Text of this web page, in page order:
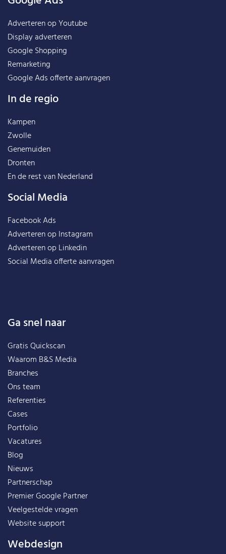
Adverteren op Youtube
Display adverteren
Google Shopping
Remarketing
Google Ads offerte aanvragen
In de regio
Kampen
Zwolle
Genemuiden
Dronten
En de rest vanNederland
Social Media
Facebook Ads
Adverteren op Instagram
Adverteren op Linkedin
Social Media offerte aanvragen
Ga snel naar
Gratis Quickscan
Waarom B&S Media
Branches
Ons team
Referenties
Cases
Portfolio
Vacatures
Blog
Nieuws
Partnerschap
Premier Google Partner
Veelgestelde vragen
Website support
Webdesign